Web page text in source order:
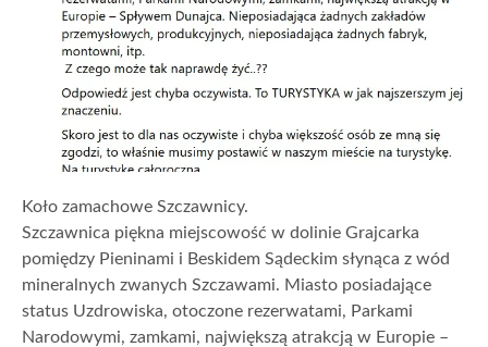
Koło zamachowe Szczawnicy.
Szczawnica piękna miejscowość w dolinie Grajcarka
pomiędzy Pieninami i Beskidem Sądeckim słynąca z wód
mineralnych zwanych Szczawami. Miasto posiadające
status Uzdrowiska, otoczone rezerwatami, Parkami
Narodowymi, zamkami, największą atrakcją w Europie –